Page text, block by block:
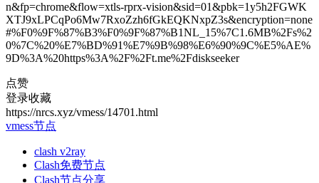
n&fp=chrome&flow=xtls-rprx-vision&sid=01&pbk=1y5h2FGWK
XTJ9xLPCqPo6Mw7RxoZzh6fGkEQKNxpZ3s&encryption=none
#%F0%9F%87%B3%F0%9F%87%B1NL_15%7C1.6MB%2Fs%2
0%7C%20%E7%BD%91%E7%9B%98%E6%90%9C%E5%AE%
9D%3A%20https%3A%2F%2Ft.me%2Fdiskseeker
点赞
登录收藏
https://nrcs.xyz/vmess/14701.html
vmess节点
clash v2ray
Clash免费节点
Clash节点分享